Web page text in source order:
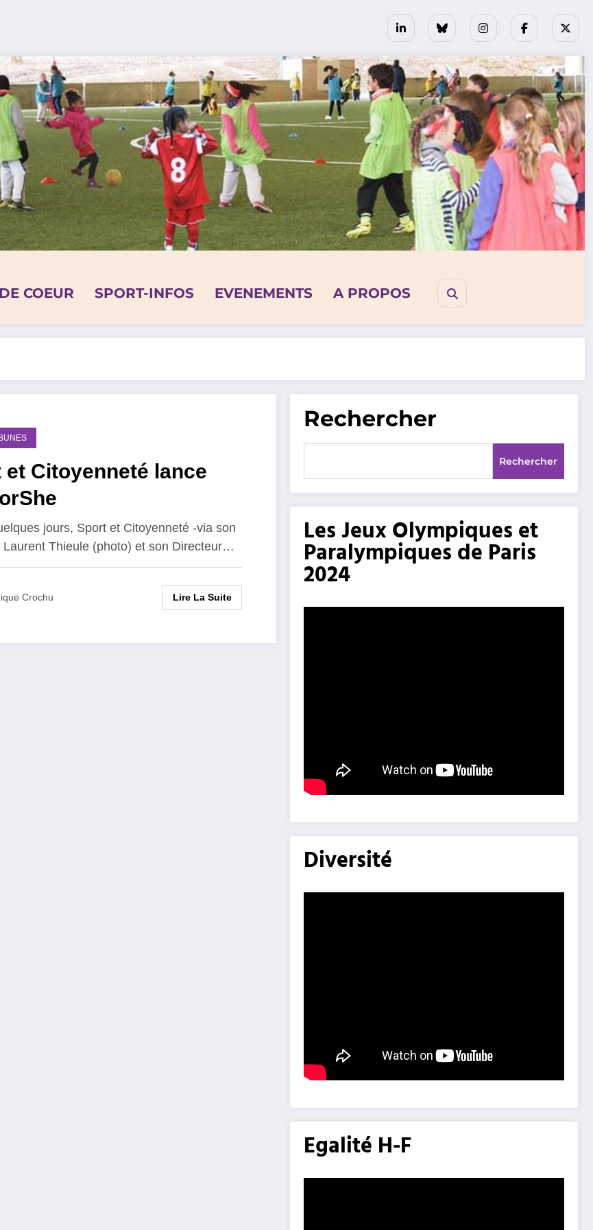
COEUR SPORT-INFOS EVENEMENTS A PROPOS
et Citoyenneté lance
jours, Sport et Citoyenneté -via son
Laurent Thieule (photo) et son Directeur…
Crochu Lire La Suite
Rechercher
Rechercher
Les Jeux Olympiques et
Paralympiques de Paris
2024
Diversité
Egalité H-F